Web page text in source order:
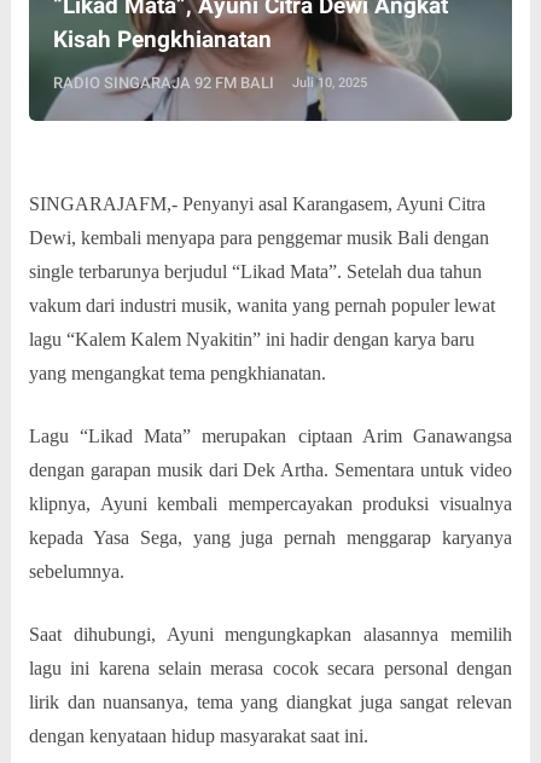
Kisah Pengkhianatan
RADIO SINGARAJA 92 FM BALI Juli 10, 2025
SINGARAJAFM,- Penyanyi asal Karangasem, Ayuni Citra
Dewi, kembali menyapa para penggemar musik Bali dengan
single terbarunya berjudul “Likad Mata”. Setelah dua tahun
vakum dari industri musik, wanita yang pernah populer lewat
lagu “Kalem Kalem Nyakitin” ini hadir dengan karya baru
yang mengangkat tema pengkhianatan.
Lagu “Likad Mata” merupakan ciptaan Arim Ganawangsa
dengan garapan musik dari Dek Artha. Sementara untuk video
klipnya, Ayuni kembali mempercayakan produksi visualnya
kepada Yasa Sega, yang juga pernah menggarap karyanya
sebelumnya.
Saat dihubungi, Ayuni mengungkapkan alasannya memilih
lagu ini karena selain merasa cocok secara personal dengan
lirik dan nuansanya, tema yang diangkat juga sangat relevan
dengan kenyataan hidup masyarakat saat ini.